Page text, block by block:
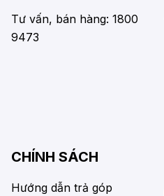
Tư vấn, bán hàng: 1800
9473
CHÍNH SÁCH
Hướng dẫn trả góp